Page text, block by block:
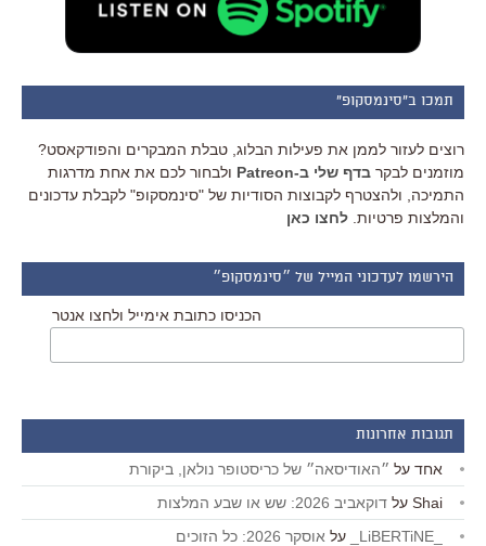
תמכו ב"סינמסקופ"
רוצים לעזור לממן את פעילות הבלוג, טבלת המבקרים והפודקאסט?
מוזמנים לבקר בדף שלי ב-Patreon
ולבחור לכם את אחת מדרגות
התמיכה, ולהצטרף לקבוצות הסודיות של "סינמסקופ" לקבלת עדכונים
והמלצות פרטיות. לחצו כאן
הירשמו לעדכוני המייל של ״סינמסקופ״
הכניסו כתובת אימייל ולחצו אנטר
תגובות אחרונות
אחד על ״האודיסאה״ של כריסטופר נולאן, ביקורת
Shai על דוקאביב 2026: שש או שבע המלצות
על אוסקר 2026: כל הזוכים